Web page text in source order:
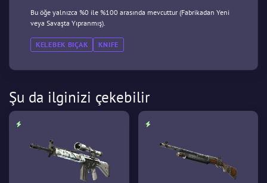
Bu öğe yalnızca %0 ile %100 arasında mevcuttur (Fabrikadan Yeni
veya Savaşta Yıpranmış).
KELEBEK BIÇAK KNIFE
Şu da ilginizi çekebilir